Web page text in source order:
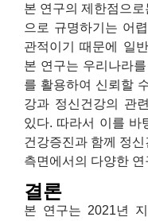
본 연구의 제한점으
으로 규명하기는 어
관적이기 때문에 일
본 연구는 우리나라
를 활용하여 신뢰할
강과 정신건강의 관
있다. 따라서 이를 바
건강증진과 함께 정
측면에서의 다양한
결론
본 연구는 2021년